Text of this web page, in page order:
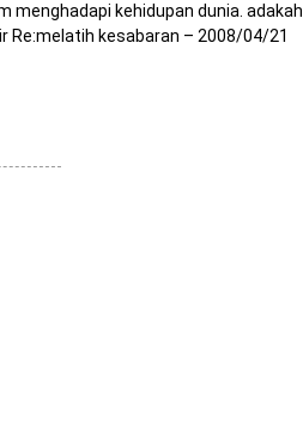
menghadapi kehidupan dunia. adakah
kesabaran – 2008/04/21